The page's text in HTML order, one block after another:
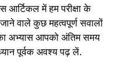
आर्टिकल में हम परीक्षा के
वाले कुछ महत्वपूर्ण सवालों
अभ्यास आपको अंतिम समय
पूर्वक अवश्य पढ़ लें.